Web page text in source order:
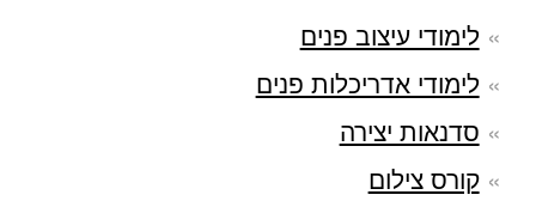
לימודי עיצוב פנים
לימודי אדריכלות פנים
סדנאות יצירה
קורס צילום